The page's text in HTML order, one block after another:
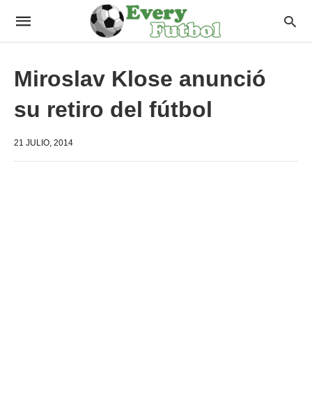
Miroslav Klose anunció
su retiro del fútbol
21 JULIO, 2014